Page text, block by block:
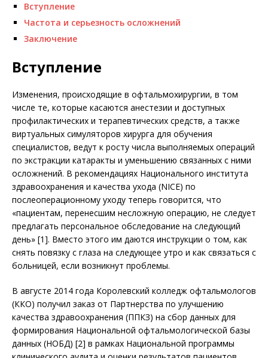
Вступление
Частота и серьезность осложнений
Заключение
Вступление
Изменения, происходящие в офтальмохирургии, в том
числе те, которые касаются анестезии и доступных
профилактических и терапевтических средств, а также
виртуальных симуляторов хирурга для обучения
специалистов, ведут к росту числа выполняемых операций
по экстракции катаракты и уменьшению связанных с ними
осложнений. В рекомендациях Национального института
здравоохранения и качества ухода (NICE) по
послеоперационному уходу теперь говорится, что
«пациентам, перенесшим несложную операцию, не следует
предлагать персональное обследование на следующий
день» [1]. Вместо этого им даются инструкции о том, как
снять повязку с глаза на следующее утро и как связаться с
больницей, если возникнут проблемы.
В августе 2014 года Королевский колледж офтальмологов
(ККО) получил заказ от Партнерства по улучшению
качества здравоохранения (ППКЗ) на сбор данных для
формирования Национальной офтальмологической базы
данных (НОБД) [2] в рамках Национальной программы